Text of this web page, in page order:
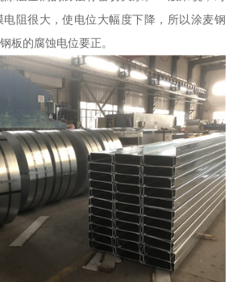
阻很大，使电位大幅度下降，所以涂麦钢
板的腐蚀电位要正。